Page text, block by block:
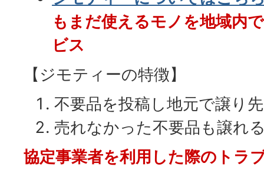
もまだ使えるモノを地域内
ビス
【ジモティーの特徴】
不要品を投稿し地元で譲り
売れなかった不要品も譲れ
協定事業者を利用した際のトラ